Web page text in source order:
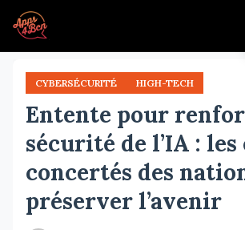
Aller
au
contenu
principal
CYBERSÉCURITÉ HIGH-TECH
Entente pour
sécurité de l’IA :
concertés des
préserver l’avenir